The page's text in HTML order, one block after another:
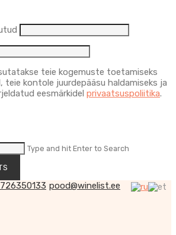
teie kogemuste toetamiseks
teie kontole juurdepääsu haldamiseks ja
eesmärkidel privaatsuspoliitika.
Type and hit Enter to Search
pood@winelist.ee